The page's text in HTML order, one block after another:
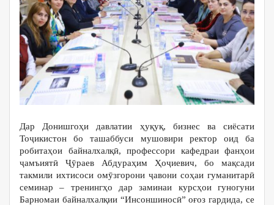
Дар Донишгоҳи давлатии ҳуқуқ, бизнес ва сиёсати
Тоҷикистон бо ташаббуси мушовири ректор оид ба
робитаҳои байналхалқӣ, профессори кафедраи фанҳои
ҷамъиятӣ Ҷӯраев Абдураҳим Ҳоҷиевич, бо мақсади
такмили ихтисоси омӯзгорони ҷавони соҳаи гуманитарӣ
семинар – тренингҳо дар заминаи курсҳои гуногуни
Барномаи байналхалқии “Инсоншиносӣ” оғоз гардида, се